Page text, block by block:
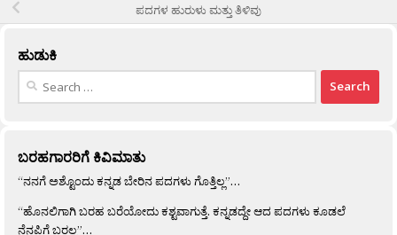
ಪದಗಳ ಹುರುಳು ಮತ್ತು ತಿಳಿವು
ಹುಡುಕಿ
Search
ಬರಹಗಾರರಿಗೆ ಕಿವಿಮಾತು
“ನನಗೆ ಅಶ್ಟೊಂದು ಕನ್ನಡ ಬೇರಿನ ಪದಗಳು ಗೊತ್ತಿಲ್ಲ”…
“ಹೊನಲಿಗಾಗಿ ಬರಹ ಬರೆಯೋದು ಕಶ್ಟವಾಗುತ್ತೆ. ಕನ್ನಡದ್ದೇ ಆದ ಪದಗಳು ಕೂಡಲೆ
ನೆನಪಿಗೆ ಬರಲ್ಲ”…